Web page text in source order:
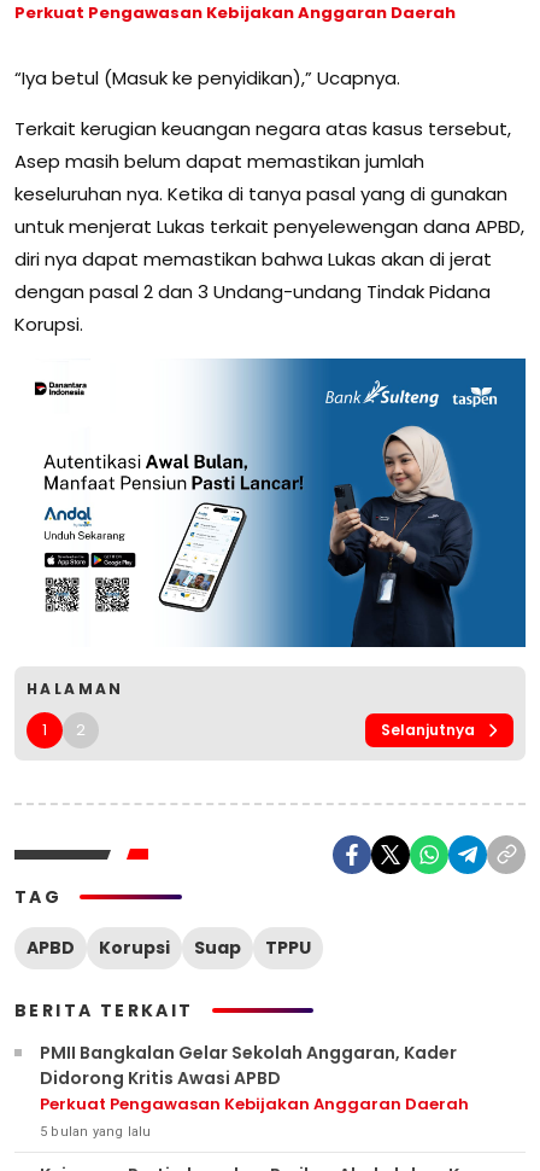
Perkuat Pengawasan Kebijakan Anggaran Daerah
“Iya betul (Masuk ke penyidikan),” Ucapnya.
Terkait kerugian keuangan negara atas kasus tersebut,
Asep masih belum dapat memastikan jumlah
keseluruhan nya. Ketika di tanya pasal yang di gunakan
untuk menjerat Lukas terkait penyelewengan dana APBD,
diri nya dapat memastikan bahwa Lukas akan di jerat
dengan pasal 2 dan 3 Undang-undang Tindak Pidana
Korupsi.
HALAMAN
1 2 Selanjutnya
TAG
APBD Korupsi Suap TPPU
BERITA TERKAIT
PMII Bangkalan Gelar Sekolah Anggaran, Kader
Didorong Kritis Awasi APBD
Perkuat Pengawasan Kebijakan Anggaran Daerah
5 bulan yang lalu